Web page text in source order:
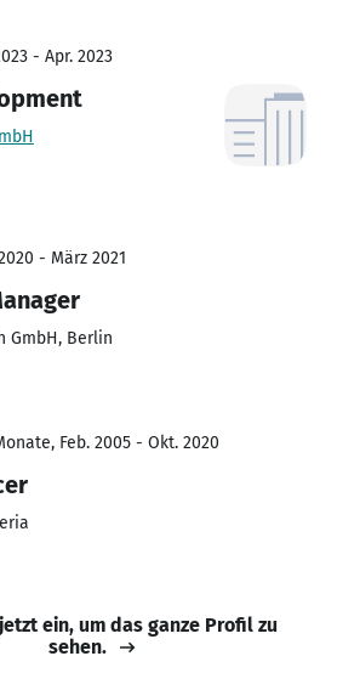
- Apr. 2023
- März 2021
GmbH, Berlin
Feb. 2005 - Okt. 2020
ein, um das ganze Profil zu
sehen.